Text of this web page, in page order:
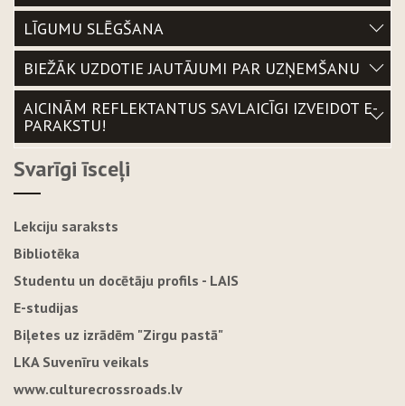
LĪGUMU SLĒGŠANA
BIEŽĀK UZDOTIE JAUTĀJUMI PAR UZŅEMŠANU
AICINĀM REFLEKTANTUS SAVLAICĪGI IZVEIDOT E-
PARAKSTU!
Svarīgi īsceļi
Lekciju saraksts
Bibliotēka
Studentu un docētāju profils - LAIS
E-studijas
Biļetes uz izrādēm "Zirgu pastā"
LKA Suvenīru veikals
www.culturecrossroads.lv